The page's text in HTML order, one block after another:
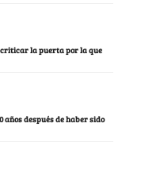
criticar la puerta por la que
después de haber sido